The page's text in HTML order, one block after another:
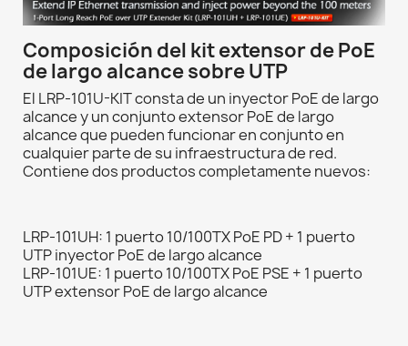
Composición del kit extensor de PoE
de largo alcance sobre UTP
El LRP-101U-KIT consta de un inyector PoE de largo
alcance y un conjunto extensor PoE de largo
alcance que pueden funcionar en conjunto en
cualquier parte de su infraestructura de red.
Contiene dos productos completamente nuevos:
LRP-101UH: 1 puerto 10/100TX PoE PD + 1 puerto
UTP inyector PoE de largo alcance
LRP-101UE: 1 puerto 10/100TX PoE PSE + 1 puerto
UTP extensor PoE de largo alcance